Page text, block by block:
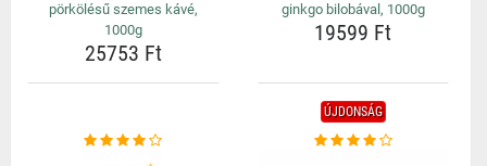
pörkölésű szemes kávé,
1000g
25753 Ft
ginkgo bilobával, 1000g
19599 Ft
ÚJDONSÁG